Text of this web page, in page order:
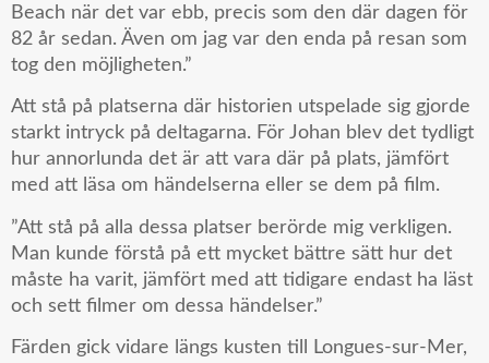
Beach när det var ebb, precis som den där dagen för
82 år sedan. Även om jag var den enda på resan som
tog den möjligheten.”
Att stå på platserna där historien utspelade sig gjorde
starkt intryck på deltagarna. För Johan blev det tydligt
hur annorlunda det är att vara där på plats, jämfört
med att läsa om händelserna eller se dem på film.
”Att stå på alla dessa platser berörde mig verkligen.
Man kunde förstå på ett mycket bättre sätt hur det
måste ha varit, jämfört med att tidigare endast ha läst
och sett filmer om dessa händelser.”
Färden gick vidare längs kusten till Longues-sur-Mer,